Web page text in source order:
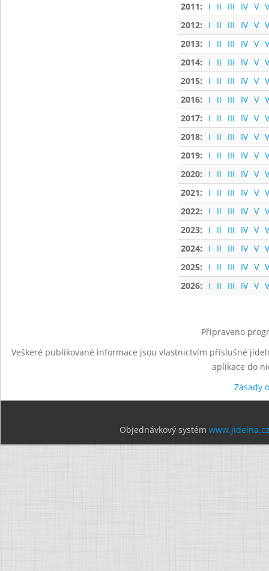
2011:
I II III IV V
2012:
I II III IV V
2013:
I II III IV V
2014:
I II III IV V
2015:
I II III IV V
2016:
I II III IV V
2017:
I II III IV V
2018:
I II III IV V
2019:
I II III IV V
2020:
I II III IV V
2021:
I II III IV V
2022:
I II III IV V
2023:
I II III IV V
2024:
I II III IV V
2025:
I II III IV V
2026:
I II III IV V
Připraveno
Veškeré publikované informace jsou vlastnictvím příslušné
aplikace do
Zásady
Objednávkový systém www.jidelna.cz